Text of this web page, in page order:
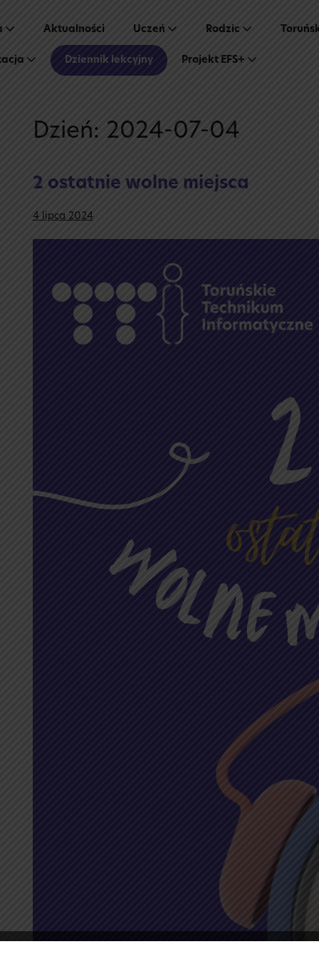
Aktualności Uczeń Rodzic
Dziennik lekcyjny Projekt EFS+
Dzień: 2024-07-04
2 ostatnie wolne miejsca
4 lipca 2024
wolne
miejsca